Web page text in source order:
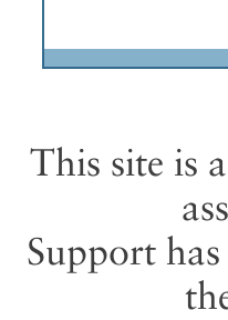
This site is
Support